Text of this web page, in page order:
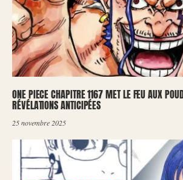
ONE PIECE CHAPITRE 1167 MET LE FEU AUX
RÉVÉLATIONS ANTICIPÉES
25 novembre 2025